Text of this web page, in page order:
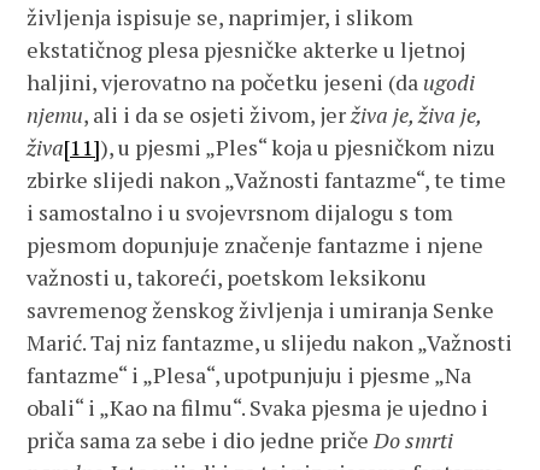
življenja ispisuje se, naprimjer, i slikom
ekstatičnog plesa pjesničke akterke u ljetnoj
haljini, vjerovatno na početku jeseni (da ugodi
njemu, ali i da se osjeti živom, jerživa je, živa je,
živa[11]), u pjesmi „Ples“ koja u pjesničkom nizu
zbirke slijedi nakon „Važnosti fantazme“, te time
i samostalno i u svojevrsnom dijalogu s tom
pjesmom dopunjuje značenje fantazme i njene
važnosti u, takoreći, poetskom leksikonu
savremenog ženskog življenja i umiranja Senke
Marić. Taj niz fantazme, u slijedu nakon „Važnosti
fantazme“ i „Plesa“, upotpunjuju i pjesme „Na
obali“ i „Kao na filmu“. Svaka pjesma je ujedno i
priča sama za sebe i dio jedne pričeDo smrti